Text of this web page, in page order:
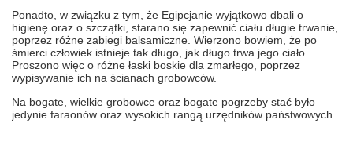
Ponadto, w związku z tym, że Egipcjanie wyjątkowo dbali o
higienę oraz o szczątki, starano się zapewnić ciału długie trwanie,
poprzez różne zabiegi balsamiczne. Wierzono bowiem, że po
śmierci człowiek istnieje tak długo, jak długo trwa jego ciało.
Proszono więc o różne łaski boskie dla zmarłego, poprzez
wypisywanie ich na ścianach grobowców.
Na bogate, wielkie grobowce oraz bogate pogrzeby stać było
jedynie faraonów oraz wysokich rangą urzędników państwowych.